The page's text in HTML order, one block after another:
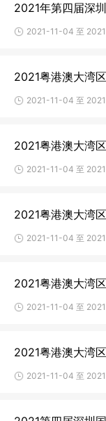
2021年第四届深
2021-11-04 至
2021粤港澳大湾
2021-11-04 至
2021粤港澳大湾
2021-11-04 至
2021粤港澳大湾
2021-11-04 至
2021粤港澳大湾
2021-11-04 至
2021粤港澳大湾
2021-11-04 至